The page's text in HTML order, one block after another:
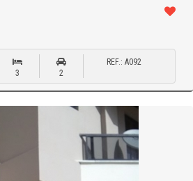
3 2
REF.: A092